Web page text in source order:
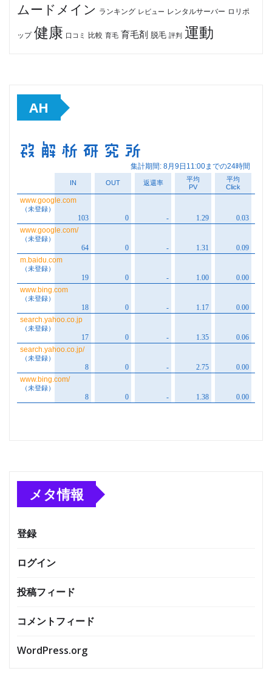
ムードメイン ランキング レビュー レンタルサーバー ロリポ
ップ 健康 口コミ 比較 育毛 育毛剤 脱毛 評判 運動
AH
メタ情報
登録
ログイン
投稿フィード
コメントフィード
WordPress.org